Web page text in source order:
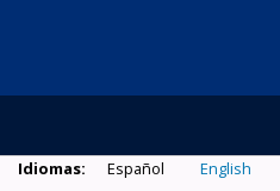
Idiomas: Español English